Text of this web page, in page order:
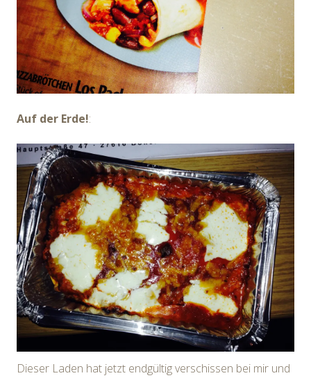
Auf der Erde!:
Dieser Laden hat jetzt endgültig verschissen bei mir und